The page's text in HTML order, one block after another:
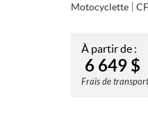
Motocyclette
À partir de :
6 649 $
Frais de